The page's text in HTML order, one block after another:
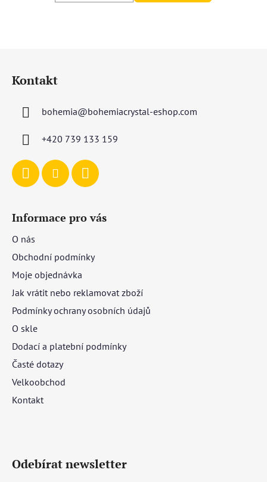
Kontakt
bohemia@bohemiacrystal-eshop.com
+420 739 133 159
Informace pro vás
O nás
Obchodní podmínky
Moje objednávka
Jak vrátit nebo reklamovat zboží
Podmínky ochrany osobních údajů
O skle
Dodací a platební podmínky
Časté dotazy
Velkoobchod
Kontakt
Odebírat newsletter